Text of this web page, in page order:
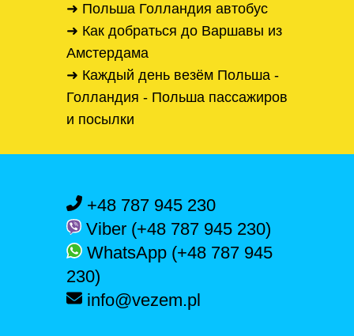
➜ Польша Голландия автобус
➜ Как добраться до Варшавы из
Амстердама
➜ Каждый день везём Польша -
Голландия - Польша пассажиров
и посылки
+48 787 945 230
Viber (+48 787 945 230)
WhatsApp (+48 787 945
230)
info@vezem.pl